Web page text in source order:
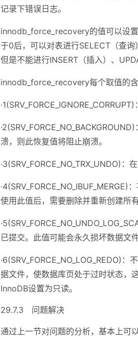
记录下错误日志。
innodb_force_recovery的值可以设
于0后，可以对表进行SELECT（查询
但是不能进行INSERT（插入）、
innodb_force_recovery每个取值的含
溃，则此恢复值将阻止崩溃。
·3(SRV_FORCE_NO_TRX_UNDO)：
使用此值后，需要删除并重新创建所
已提交。此值可能会永久损坏数据文
·6(SRV_FORCE_NO_LOG_REDO)
据文件，使数据库页处于过时状态，
InnoDB设置为只读。
29.7.3 问题解决
通过上一节对问题的分析，基本上可